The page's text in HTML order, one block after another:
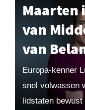
van
van
Europa-kenner
snel volwassen
lidstaten